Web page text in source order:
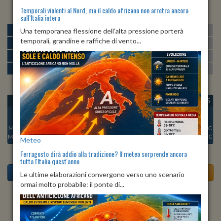
MATTINA min:22º max:27º U:
POMERIGGIO min:28º max:31º
SERA min:27º max:33º U:63% 74%
NOTTE min: 23º max:26º U:80%
OGGI
Min:
25°C
Max:27°C
LUN 10
Min:
Max:26°C
MAR 11
Min:23°C
Max:26°C
MER 12
Min:
24°C
Max:26°C
GIO 13
Max:25°C
VEN 14
Min:22°C
Max:24°C
SAB 15
22°C
Max:24°C
Previsioni del Tempo a Torrazza Coste di dopodomani
Temporali violenti al Nord, ma il caldo africano non arretra ancora
sull’Italia intera
Una temporanea flessione dell’alta pressione porterà
temporali, grandine e raffiche di vento...
Meteo
Ferragosto dirà addio alla tradizione? Il meteo sorprende ancora
tutta l'Italia quest'anno
Le ultime elaborazioni convergono verso uno scenario
ormai molto probabile: il ponte di...